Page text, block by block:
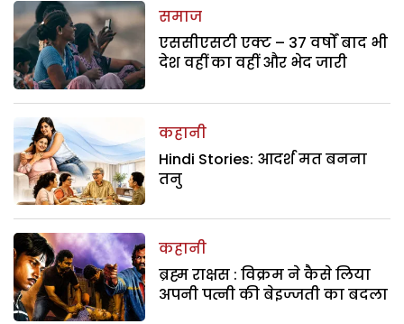
समाज
एससीएसटी एक्ट – 37 वर्षों बाद भी
देश वहीं का वहीं और भेद जारी
कहानी
Hindi Stories: आदर्श मत बनना
तनु
कहानी
ब्रह्म राक्षस : विक्रम ने कैसे लिया
अपनी पत्नी की बेइज्जती का बदला